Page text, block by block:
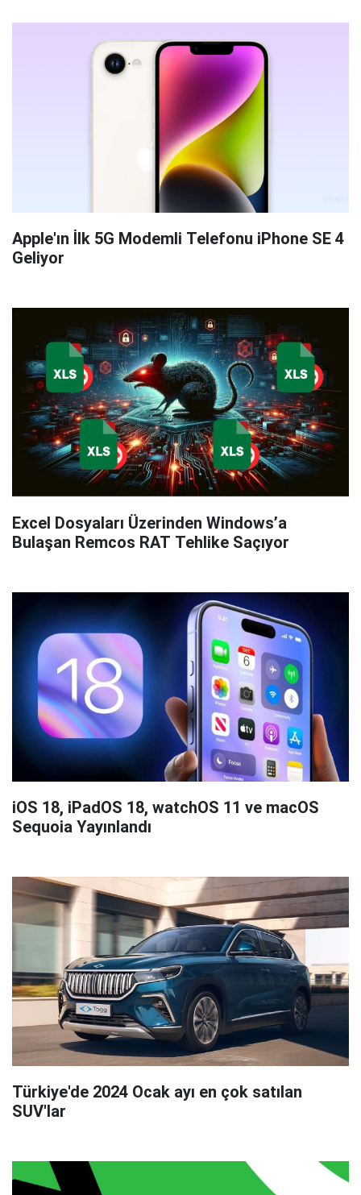
Apple'ın İlk 5G Modemli Telefonu iPhone SE 4
Geliyor
Excel Dosyaları Üzerinden Windows’a
Bulaşan Remcos RAT Tehlike Saçıyor
iOS 18, iPadOS 18, watchOS 11 ve macOS
Sequoia Yayınlandı
Türkiye'de 2024 Ocak ayı en çok satılan
SUV'lar